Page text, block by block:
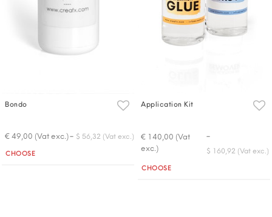
Bondo
€ 49,00 (Vat exc.)- $ 56,32 (Vat exc.)
Quantity
CHOOSE
Application Kit
€ 140,00 (Vat
exc.)
-
$ 160,92 (Vat exc.)
Quantity
CHOOSE